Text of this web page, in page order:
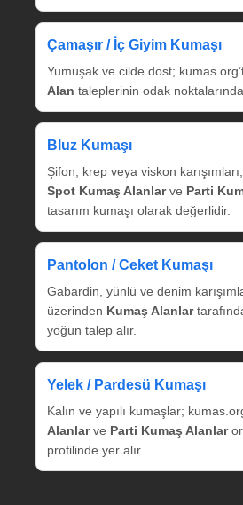
Çamaşır / İç Giyim Kumaşı
Yumuşak ve cilde dost;
Alan taleplerinin odak
Bluz Kumaşı
Şifon, krep veya viskon
Spot Kumaş Alanlarve Parti
tasarım kumaşı olarak değerlidir.
Pantolon / Ceket Kumaşı
Gabardin, yünlü ve denim
üzerinden Kumaş Alanlar
yoğun talep alır.
Yelek / Pardesü Kumaşı
Kalın ve yapılı kumaşlar;
Alanlarve Parti Kumaş Alanlar
profilinde yer alır.